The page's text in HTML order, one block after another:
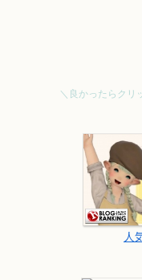
＼良かったらクリ
人